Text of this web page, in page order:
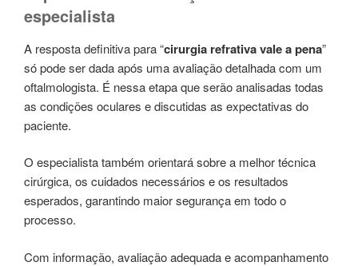
especialista
A resposta definitiva para “cirurgia refrativa vale a pena”
só pode ser dada após uma avaliação detalhada com um
oftalmologista. É nessa etapa que serão analisadas todas
as condições oculares e discutidas as expectativas do
paciente.
O especialista também orientará sobre a melhor técnica
cirúrgica, os cuidados necessários e os resultados
esperados, garantindo maior segurança em todo o
processo.
Com informação, avaliação adequada e acompanhamento